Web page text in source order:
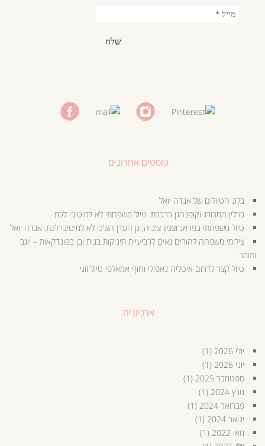
פוסטים אחרונים
בלוג הטיולים של אנדה יואל
ברלין המבורג וקופנהגן ברכבת. טיול משפחתי לא למיטיבי לכת
טיול משפחתי בפראג וצפון צ'כיה, גן העדן הצ'כי לא למיטיבי לכת. אנדה יואל
צילומי משפחה להורים גאים לרביעיית תינוקות בנות ובן בפונדקאות – יוגב
ותומר
טיול קצר לדרום איטליה נאפולי וחוף אמאלפי טיול זוגי
ארכיונים
יולי 2026
(1)
יוני 2026
(1)
ספטמבר 2025
(1)
מרץ 2024
(1)
פברואר 2024
(1)
ינואר 2024
(1)
מאי 2022
(1)